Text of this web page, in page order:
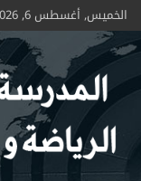
الخميس, أغسطس 6, 2026